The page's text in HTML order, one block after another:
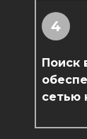
4
Поиск
сетью